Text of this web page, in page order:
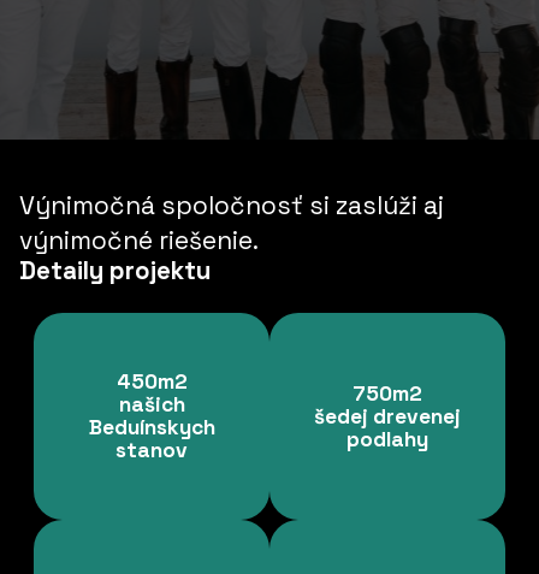
Výnimočná spoločnosť si zaslúži aj
výnimočné riešenie.
Detaily projektu
450m2
našich
Beduínskych
stanov
750m2
šedej drevenej
podlahy